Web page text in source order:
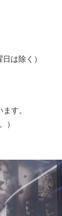
は除く）
す。
）